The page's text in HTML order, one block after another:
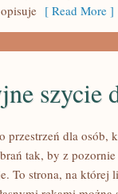
[ Read More ]
szycie
przestrzeń dla osób,
tak, by z
To strona, na której